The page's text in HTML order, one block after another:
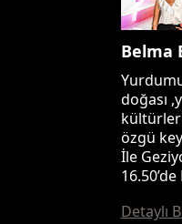
Belma
doğası
özgü
İle
Detaylı